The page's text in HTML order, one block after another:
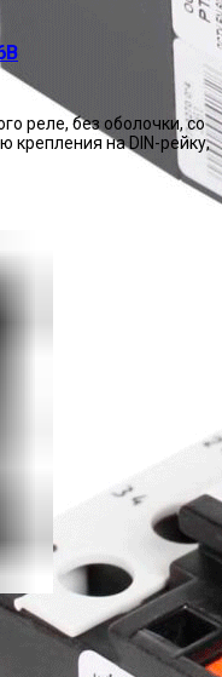
реле, без оболочки, со
крепления на DIN-рейку,